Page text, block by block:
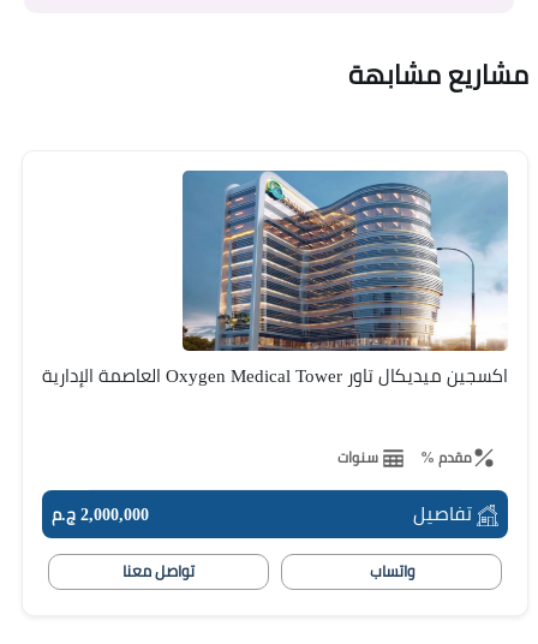
مشاريع مشابهة
اكسجين ميديكال تاور Oxygen Medical Tower العاصمة الإدارية
مقدم % سنوات
تفاصيل 2,000,000 ج.م
واتساب تواصل معنا